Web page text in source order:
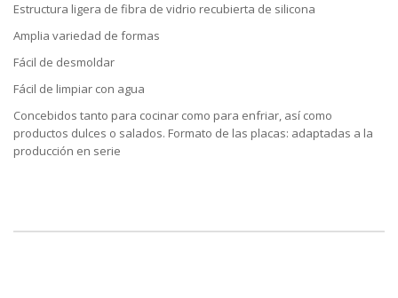
Estructura ligera de fibra de vidrio recubierta de silicona
Amplia variedad de formas
Fácil de desmoldar
Fácil de limpiar con agua
Concebidos tanto para cocinar como para enfriar, así como
productos dulces o salados. Formato de las placas: adaptadas a la
producción en serie